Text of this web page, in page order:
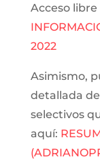
Acceso
2022
Asimismo,
detallada
selectivos
aquí: